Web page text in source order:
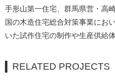
手形山第一住宅、群馬県営・高
国の木造住宅総合対策事業にお
いた試作住宅の制作や生産供給
RELATED PROJECTS